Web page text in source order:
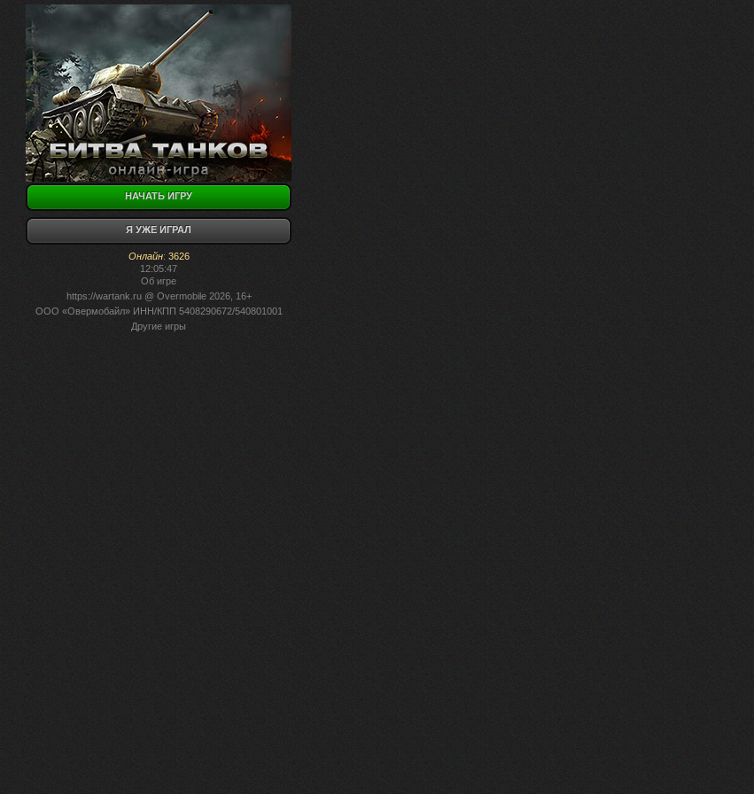
НАЧАТЬ ИГРУ
Я УЖЕ ИГРАЛ
Онлайн: 3626
12:05:47
Об игре
https://wartank.ru@ Overmobile 2026, 16+
ООО «Овермобайл» ИНН/КПП 5408290672/540801001
Другие игры